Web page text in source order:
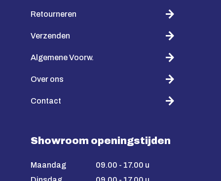
Retourneren
Verzenden
Algemene Voorw.
Over ons
Contact
Showroom openingstijden
Maandag
09.00 - 17.00 u